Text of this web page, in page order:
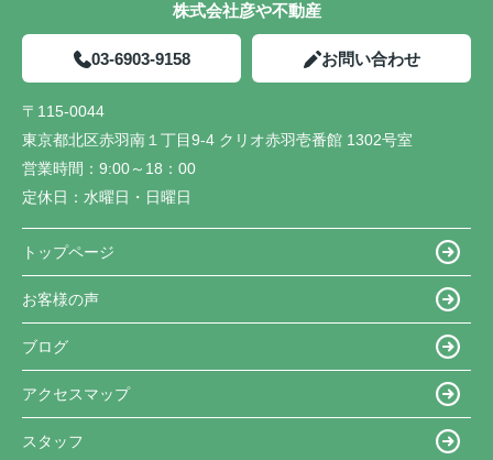
株式会社彦や不動産
03-6903-9158 お問い合わせ
〒115-0044
東京都北区赤羽南１丁目9-4 クリオ赤羽壱番館 1302号室
営業時間： 9:00～18：00
定休日： 水曜日・日曜日
トップページ
お客様の声
ブログ
アクセスマップ
スタッフ